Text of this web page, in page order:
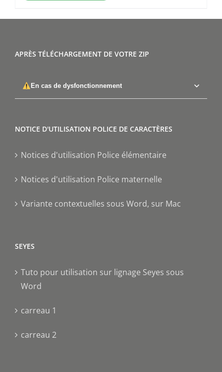
APRÈS TÉLÉCHARGEMENT DE VOTRE ZIP
En cas de dysfonctionnement
NOTICE D'UTILISATION POLICE DE CARACTÈRES
Notices d'utilisation Police élémentaire
Notices d'utilisation Police maternelle
Variante contextuelles sous Word, sur Mac
SEYES
Tuto pour utilisation sur lignage Seyes sous
Word
carreau 1
carreau 2